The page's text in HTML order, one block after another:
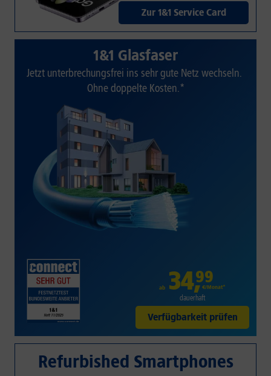
Zur 1&1 Service Card
1&1 Glasfaser
Jetzt unterbrechungsfrei ins sehr gute Netz wechseln.
Ohne doppelte Kosten.*
ab 34,99
€/Monat*
dauerhaft
Verfügbarkeit prüfen
Refurbished Smartphones